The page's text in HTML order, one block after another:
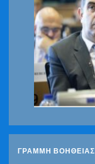
ΓΡΑΜΜΗ ΒΟΗΘΕΙΑΣ